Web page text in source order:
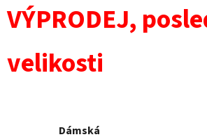
VÝPRODEJ,
velikosti
Dámská